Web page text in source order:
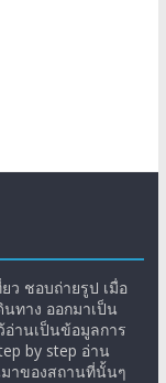
ว ชอบถ่ายรูป เมื่อ
ทาง ออกมาเป็น
อ่านเป็นข้อมูลการ
by step อ่าน
าของสถานที่นั้นๆ